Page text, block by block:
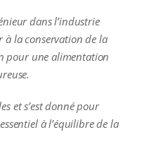
dans l’industrie
à la conservation de la
pour une alimentation
et s’est donné pour
à l’équilibre de la